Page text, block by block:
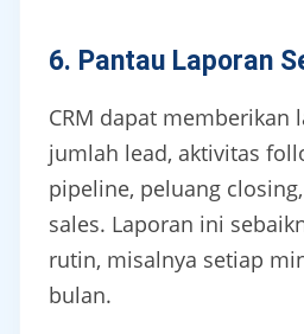
6. Pantau Laporan
CRM dapat memberikan
jumlah lead, aktivitas
pipeline, peluang
sales. Laporan ini
rutin, misalnya setiap
bulan.